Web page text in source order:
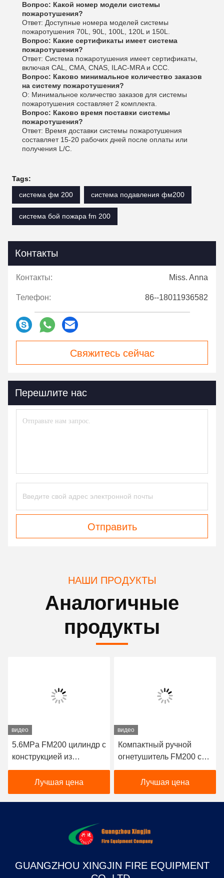
Вопрос: Какой номер модели системы
пожаротушения?
Ответ: Доступные номера моделей системы
пожаротушения 70L, 90L, 100L, 120L и 150L.
Вопрос: Какие сертификаты имеет система
пожаротушения?
Ответ: Система пожаротушения имеет сертификаты,
включая CAL, CMA, CNAS, ILAC-MRA и CCC.
Вопрос: Каково минимальное количество заказов
на систему пожаротушения?
О: Минимальное количество заказов для системы
пожаротушения составляет 2 комплекта.
Вопрос: Каково время поставки системы
пожаротушения?
Ответ: Время доставки системы пожаротушения
составляет 15-20 рабочих дней после оплаты или
получения L/C.
Tags:
система фм 200
система подавления фм200
система бой пожара fm 200
Контакты
Контакты: Miss. Anna
Телефон: 86--18011936582
Свяжитесь сейчас
Перешлите нас
Отправить
НАШИ ПРОДУКТЫ
Аналогичные
продукты
видео
5.6MPa FM200 цилиндр с
конструкцией из
бесшовной стали для
быстрого разряда
пожаротушения
Лучшая цена
видео
Компактный ручной
огнетушитель FM200 с
объемом заполнения 4
кг и временем разряда ≤
10 с для быстрого
пожаротушения с
средств
Лучшая цена
GUANGZHOU XINGJIN FIRE EQUIPMENT